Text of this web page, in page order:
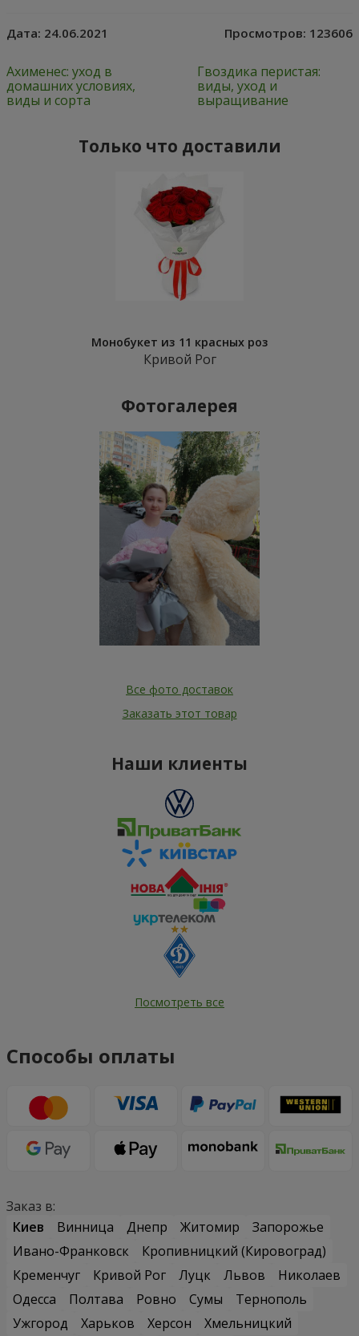
Дата: 24.06.2021 Просмотров: 123606
Ахименес: уход в
домашних условиях,
виды и сорта
Гвоздика перистая:
виды, уход и
выращивание
Только что доставили
Монобукет из 11 красных роз
Кривой Рог
Фотогалерея
Все фото доставок
Заказать этот товар
Наши клиенты
Посмотреть все
Способы оплаты
Заказ в:
Киев
Винница Днепр Житомир
Запорожье
Ивано-Франковск
Кропивницкий (Кировоград)
Кременчуг
Кривой Рог Луцк Львов
Николаев
Одесса
Полтава Ровно Сумы
Тернополь
Ужгород
Харьков Херсон Хмельницкий